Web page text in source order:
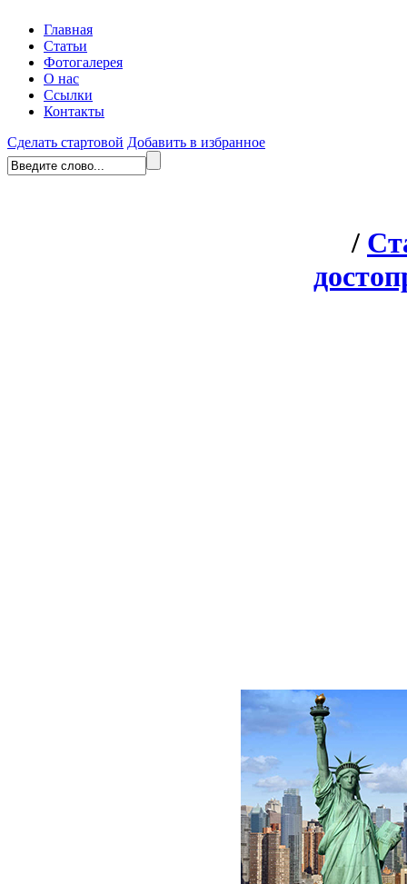
Главная
Статьи
Фотогалерея
О нас
Ссылки
Контакты
Сделать стартовой Добавить в избранное
/